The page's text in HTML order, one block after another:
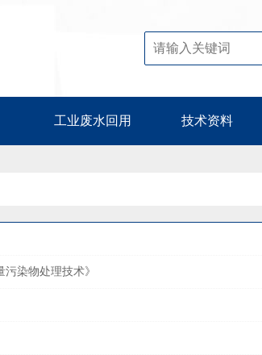
工业废水回用 技术资料
染物处理技术》